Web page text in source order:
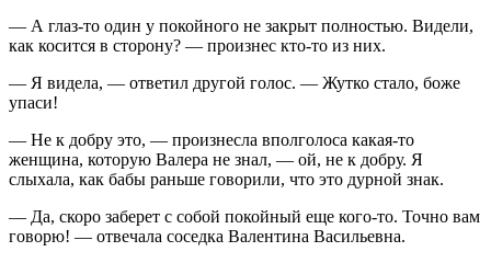
— А глаз-то один у покойного не закрыт полностью. Видели,
как косится в сторону? — произнес кто-то из них.
— Я видела, — ответил другой голос. — Жутко стало, боже
упаси!
— Не к добру это, — произнесла вполголоса какая-то
женщина, которую Валера не знал, — ой, не к добру. Я
слыхала, как бабы раньше говорили, что это дурной знак.
— Да, скоро заберет с собой покойный еще кого-то. Точно вам
говорю! — отвечала соседка Валентина Васильевна.